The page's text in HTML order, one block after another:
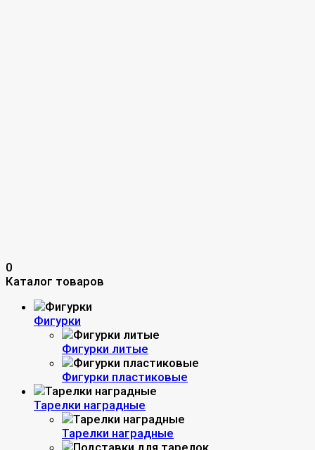
0
Каталог товаров
Фигурки
Фигурки литые
Фигурки пластиковые
Тарелки наградные
Тарелки наградные